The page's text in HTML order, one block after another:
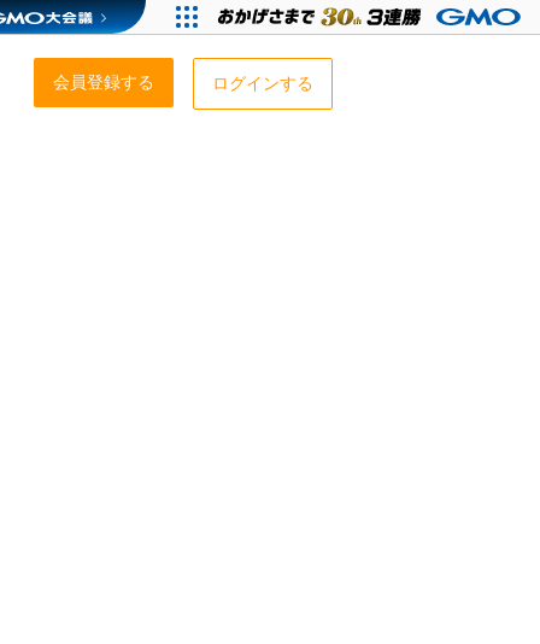
会員登録する ログインする